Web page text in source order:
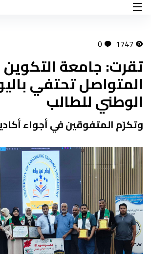
1747
0
تقرت: جامعة التكوين
المتواصل تحتفي
الوطني للطالب
وتكرّم المتفوقين في أجواء